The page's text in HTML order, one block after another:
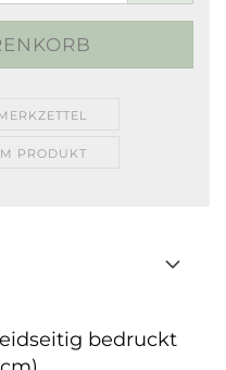
PRODUKT
bedruckt